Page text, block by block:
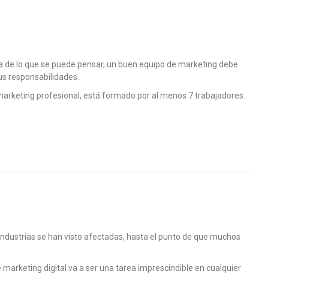
lo que se puede pensar, un buen equipo de marketing debe
responsabilidades.
profesional, está formado por al menos 7 trabajadores.
se han visto afectadas, hasta el punto de que muchos
digital va a ser una tarea imprescindible en cualquier